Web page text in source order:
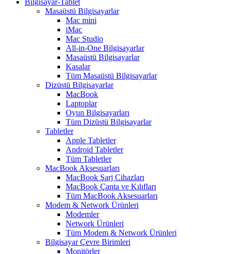
Bilgisayar-Tablet
Masaüstü Bilgisayarlar
Mac mini
iMac
Mac Studio
All-in-One Bilgisayarlar
Masaüstü Bilgisayarlar
Kasalar
Tüm Masaüstü Bilgisayarlar
Dizüstü Bilgisayarlar
MacBook
Laptoplar
Oyun Bilgisayarları
Tüm Dizüstü Bilgisayarlar
Tabletler
Apple Tabletler
Android Tabletler
Tüm Tabletler
MacBook Aksesuarları
MacBook Şarj Cihazları
MacBook Çanta ve Kılıfları
Tüm MacBook Aksesuarları
Modem & Network Ürünleri
Modemler
Network Ürünleri
Tüm Modem & Network Ürünleri
Bilgisayar Çevre Birimleri
Monitörler